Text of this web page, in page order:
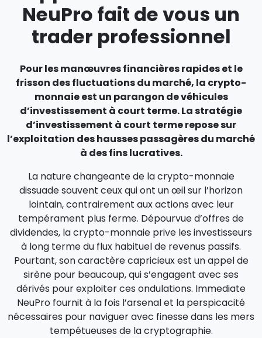
NeuPro fait de vous un
trader professionnel
Pour les manœuvres financières rapides et le
frisson des fluctuations du marché, la crypto-
monnaie est un parangon de véhicules
d’investissement à court terme. La stratégie
d’investissement à court terme repose sur
l’exploitation des hausses passagères du marché
à des fins lucratives.
La nature changeante de la crypto-monnaie
dissuade souvent ceux qui ont un œil sur l’horizon
lointain, contrairement aux actions avec leur
tempérament plus ferme. Dépourvue d’offres de
dividendes, la crypto-monnaie prive les investisseurs
à long terme du flux habituel de revenus passifs.
Pourtant, son caractère capricieux est un appel de
sirène pour beaucoup, qui s’engagent avec ses
dérivés pour exploiter ces ondulations. Immediate
NeuPro fournit à la fois l’arsenal et la perspicacité
nécessaires pour naviguer avec finesse dans les mers
tempétueuses de la cryptographie.